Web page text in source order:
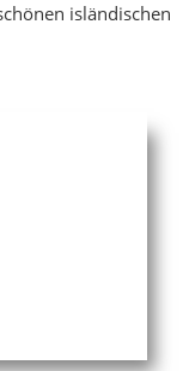
isländischen